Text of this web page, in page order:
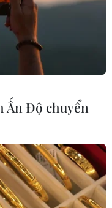
các bị can bị truy tố
Long là người
triệu USD, tương
Ấn Độ chuyển